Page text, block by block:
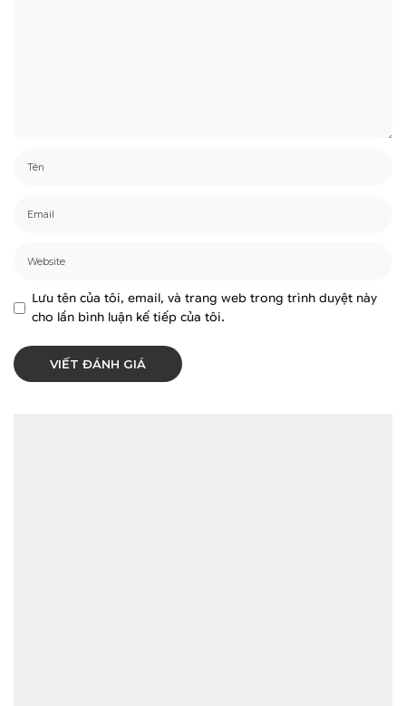
Lưu tên của tôi, email, và trang web trong trình duyệt này
cho lần bình luận kế tiếp của tôi.